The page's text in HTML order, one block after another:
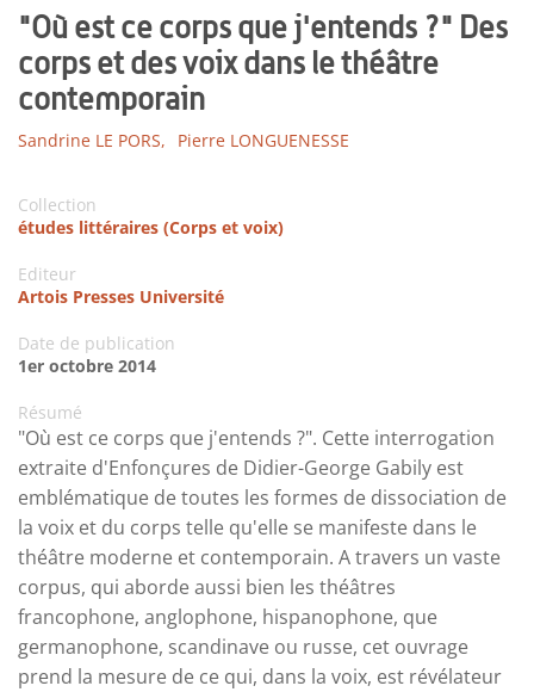
"Où est ce corps que j'entends ?" Des
corps et des voix dans le théâtre
contemporain
Sandrine LE PORS, Pierre LONGUENESSE
Collection
études littéraires (Corps et voix)
Editeur
Artois Presses Université
Date de publication
1er octobre 2014
Résumé
"Où est ce corps que j'entends ?". Cette interrogation
extraite d'Enfonçures de Didier-George Gabily est
emblématique de toutes les formes de dissociation de
la voix et du corps telle qu'elle se manifeste dans le
théâtre moderne et contemporain. A travers un vaste
corpus, qui aborde aussi bien les théâtres
francophone, anglophone, hispanophone, que
germanophone, scandinave ou russe, cet ouvrage
prend la mesure de ce qui, dans la voix, est révélateur